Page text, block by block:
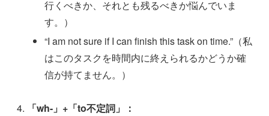
行くべきか、それとも残るべきか悩んでいま
す。）
“I am not sure if I can finish this task on time.”（私
はこのタスクを時間内に終えられるかどうか確
信が持てません。）
「wh-」+「to不定詞」：